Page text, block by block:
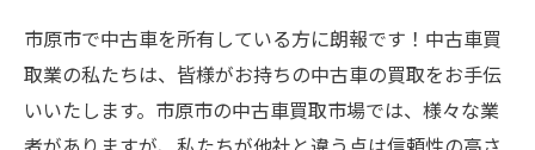
市原市で中古車を所有している方に朗報です！中古車買
取業の私たちは、皆様がお持ちの中古車の買取をお手伝
いいたします。市原市の中古車買取市場では、様々な業